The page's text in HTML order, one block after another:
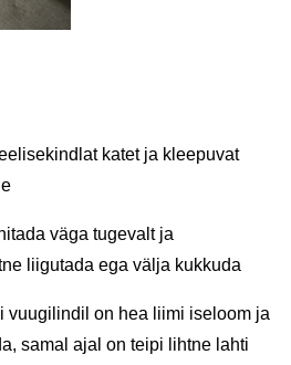
katet ja kleepuvat
väga tugevalt ja
liigutada ega välja kukkuda
vuugilindil on hea liimi iseloom ja
samal ajal on teipi lihtne lahti